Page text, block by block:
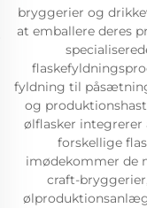
bryggerier og
at emballere deres
fyldning til
og
ølflasker
forskellige
imødekommer de
craft-